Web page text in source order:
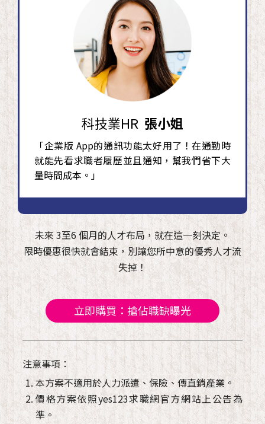
科技業HR 張小姐
「企業版 App的通訊功能太好用了！在通勤時
就能先看求職者履歷並且通知，幫我們省下大
量時間成本。」
未來 3至6 個月的人才布局，就在這一刻決定。
限時優惠很快就會結束，別讓您所中意的優秀人才流
失掉！
立即購買：搶佔職缺曝光
注意事項：
本方案不適用於人力派遣、保險、傳直銷產業。
價格方案依照yes123求職網官方網站上公告為
準。